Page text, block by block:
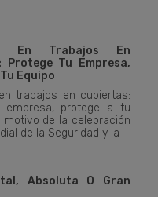
En Trabajos En
Protege Tu Empresa,
Equipo
trabajos en cubiertas:
empresa, protege a tu
motivo de la celebración
de la Seguridad y la
Absoluta O Gran